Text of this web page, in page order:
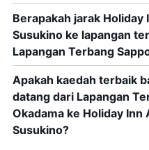
Berapakah jarak Holiday
Susukino ke lapangan
Lapangan Terbang
Apakah kaedah terbaik
datang dari Lapangan
Okadama ke Holiday Inn
Susukino?